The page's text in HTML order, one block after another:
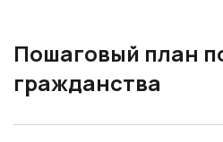
Консультация с